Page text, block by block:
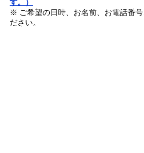
す。）
※ ご希望の日時、お名前、お電話番号
ださい。